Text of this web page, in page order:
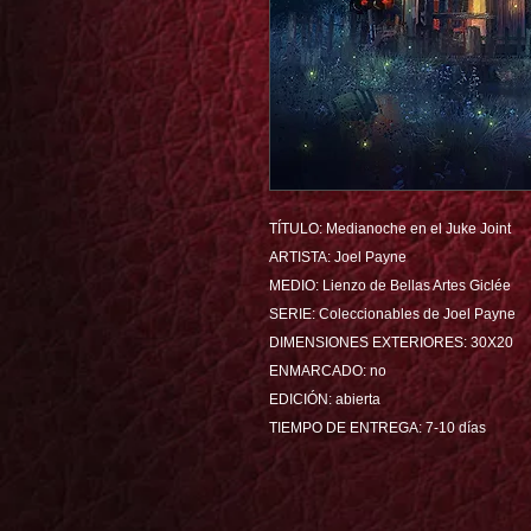
TÍTULO: Medianoche en el Juke Joint
ARTISTA: Joel Payne
MEDIO: Lienzo de Bellas Artes Giclée
SERIE: Coleccionables de Joel Payne
DIMENSIONES EXTERIORES: 30X20
ENMARCADO: no
EDICIÓN: abierta
TIEMPO DE ENTREGA: 7-10 días